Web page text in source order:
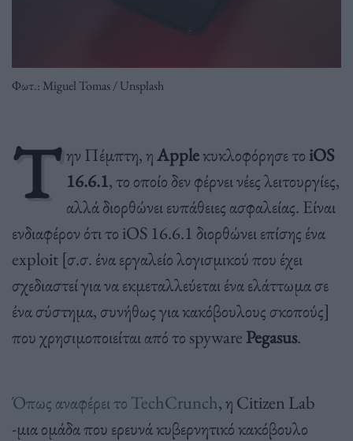
Φωτ.: Miguel Tomas / Unsplash
Τ ην Πέμπτη, ηAppleκυκλοφόρησε τοiOS
16.6.1, το οποίο δεν φέρνει νέες λειτουργίες,
αλλά διορθώνει ευπάθειες ασφαλείας. Είναι
ενδιαφέρον ότι το iOS 16.6.1 διορθώνει επίσης ένα
exploit [σ.σ. ένα εργαλείο λογισμικού που έχει
σχεδιαστεί για να εκμεταλλεύεται ένα ελάττωμα σε
ένα σύστημα, συνήθως για κακόβουλους σκοπούς]
που χρησιμοποιείται από το spywarePegasus.
Όπως αναφέρει το TechCrunch, η Citizen Lab
-μια ομάδα που ερευνά κυβερνητικό κακόβουλο